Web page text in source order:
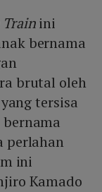
Trainini
bernama
brutal oleh
tersisa
perlahan
ini
Kamado